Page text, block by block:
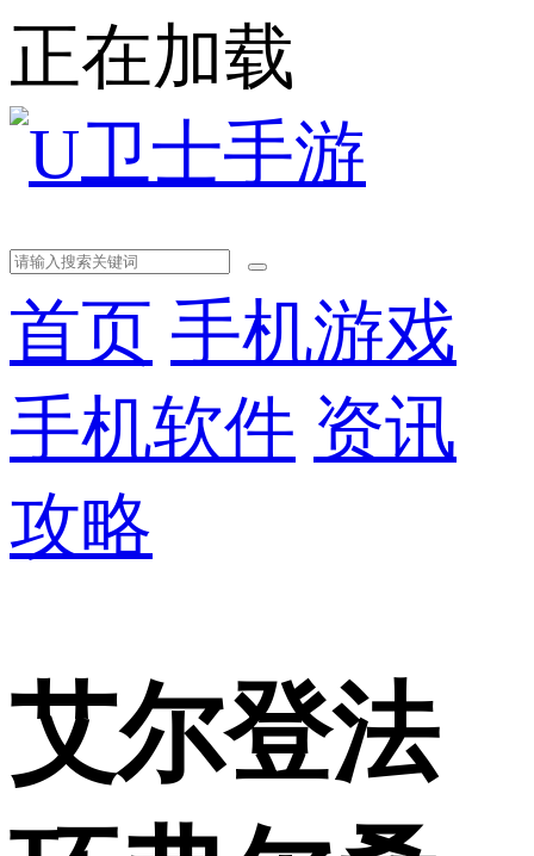
正在加载
首页 手机游戏
手机软件 资讯
攻略
艾尔登法